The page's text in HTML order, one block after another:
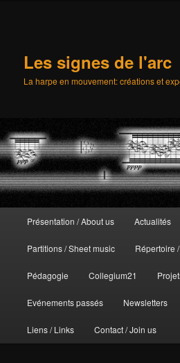
Les signes de l'arc
La harpe en mouvement: créations et
principal
Présentation / About us Actualités
Partitions / Sheet music Répertoire
Pédagogie Collegium21
Evénements passés Newsletters
Liens / Links Contact / Join us